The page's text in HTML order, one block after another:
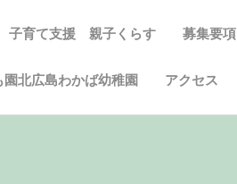
募集要項
子育て支援 親子くらす
アクセス
北広島わかば幼稚園